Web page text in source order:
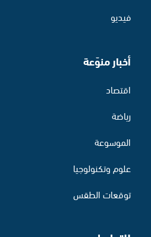
فيديو
أخبار منوّعة
اقتصاد
رياضة
الموسوعة
علوم وتكنولوجيا
توقعات الطقس